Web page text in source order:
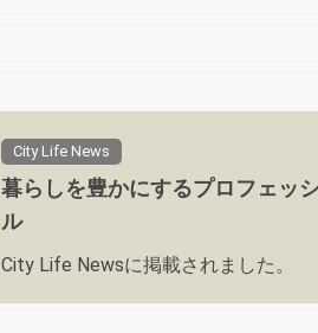
City Life News
暮らしを豊かにするプロフェッ
ル
City Life Newsに掲載されました。